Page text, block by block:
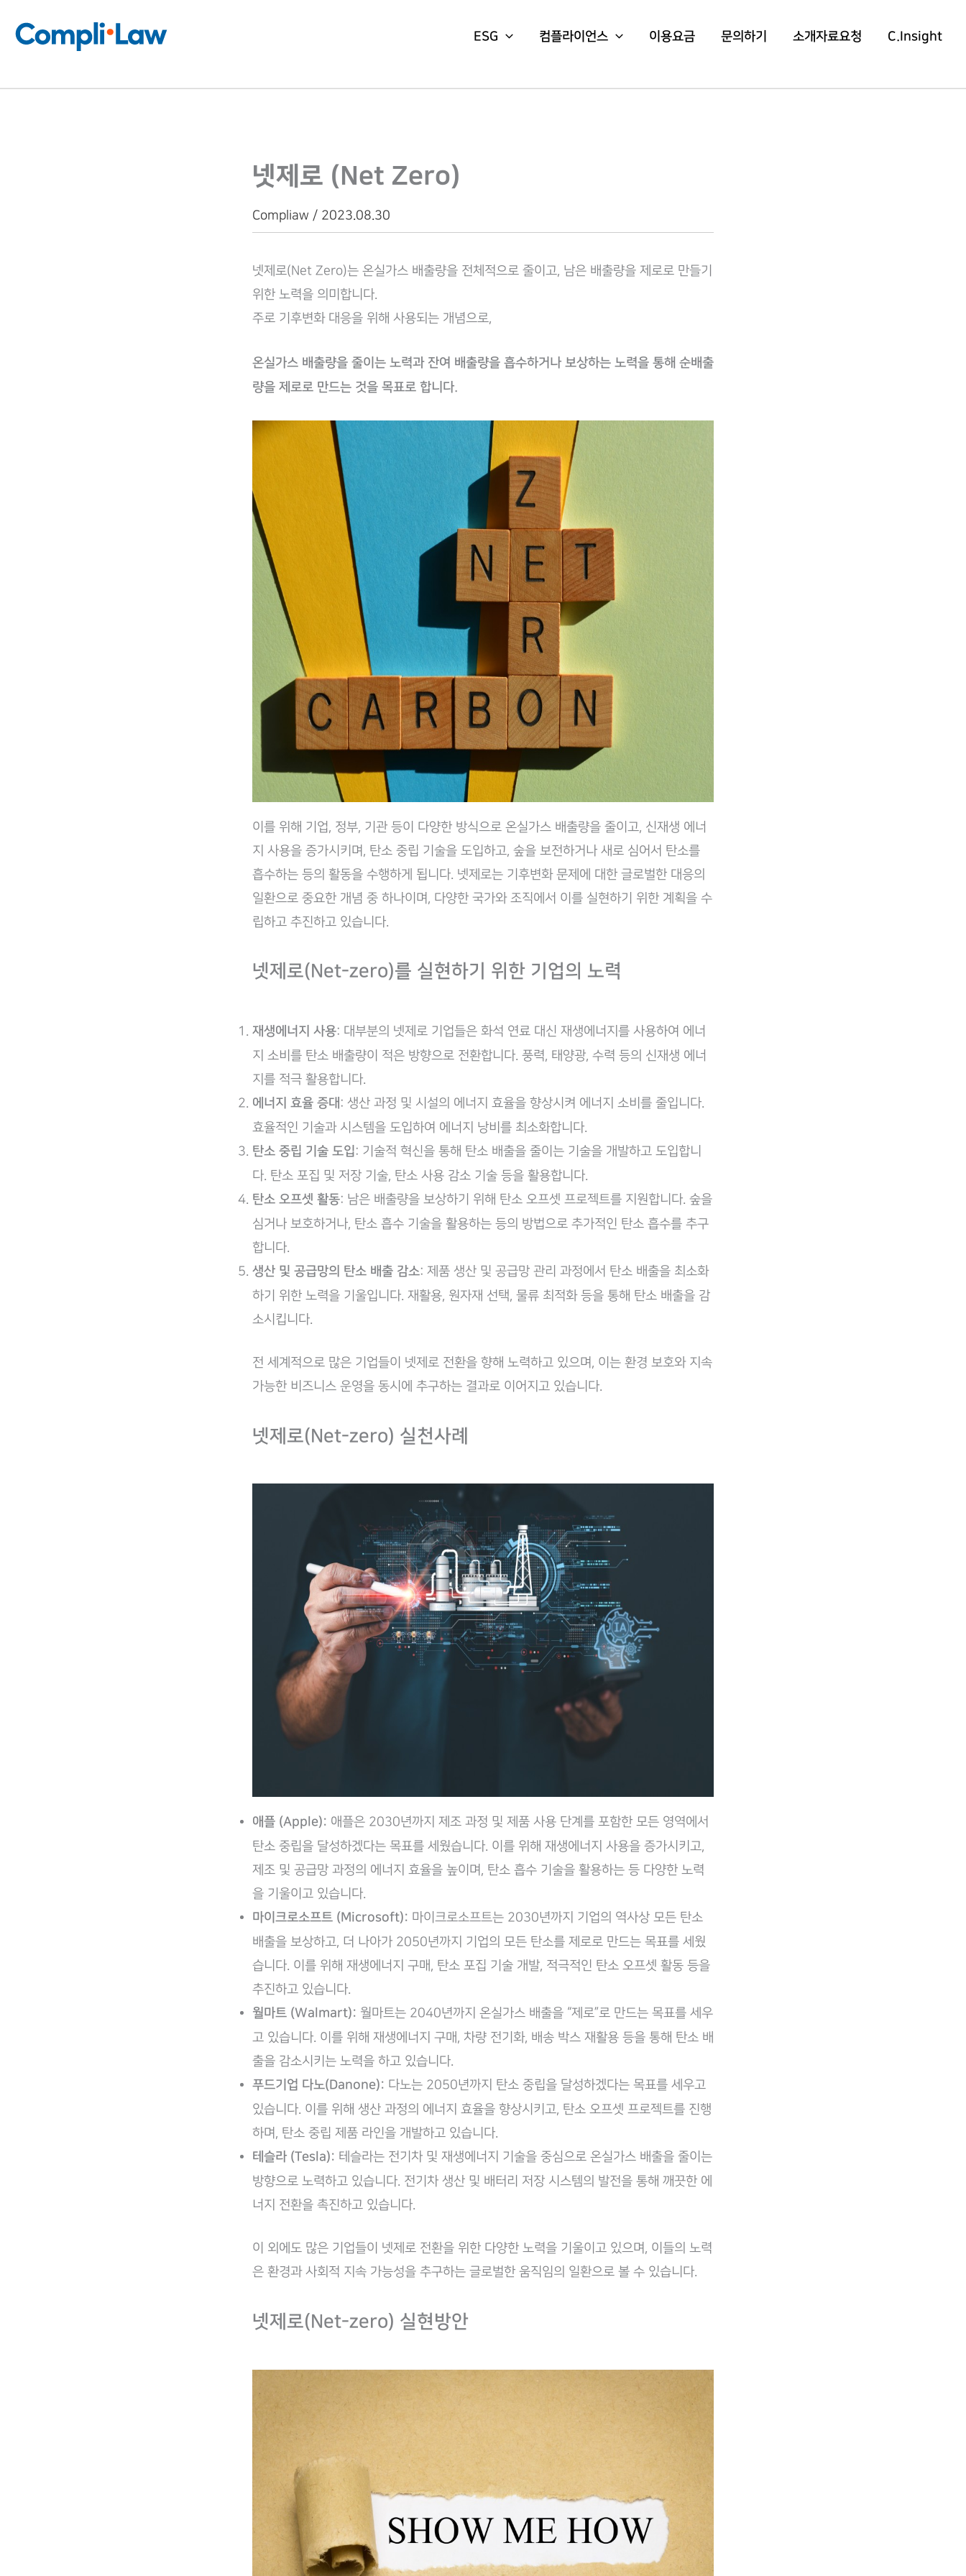
ESG 컴플라이언스 이용요금 문의하기 소개자료요청 C.Insight
넷제로 (Net Zero)
Compliaw / 2023.08.30
넷제로(Net Zero)는 온실가스 배출량을 전체적으로 줄이고, 남은 배출량을 제로로 만들기
위한 노력을 의미합니다.
주로 기후변화 대응을 위해 사용되는 개념으로,
온실가스 배출량을 줄이는 노력과 잔여 배출량을 흡수하거나 보상하는 노력을 통해 순배출
량을 제로로 만드는 것을 목표로 합니다.
이를 위해 기업, 정부, 기관 등이 다양한 방식으로 온실가스 배출량을 줄이고, 신재생 에너
지 사용을 증가시키며, 탄소 중립 기술을 도입하고, 숲을 보전하거나 새로 심어서 탄소를
흡수하는 등의 활동을 수행하게 됩니다. 넷제로는 기후변화 문제에 대한 글로벌한 대응의
일환으로 중요한 개념 중 하나이며, 다양한 국가와 조직에서 이를 실현하기 위한 계획을 수
립하고 추진하고 있습니다.
넷제로(Net-zero)를 실현하기 위한 기업의 노력
재생에너지 사용: ​대부분의 넷제로 기업들은 화석 연료 대신 재생에너지를 사용하여 에너
지 소비를 탄소 배출량이 적은 방향으로 전환합니다. 풍력, 태양광, 수력 등의 신재생 에너
지를 적극 활용합니다.
에너지 효율 증대 : ​생산 과정 및 시설의 에너지 효율을 향상시켜 에너지 소비를 줄입니다.
효율적인 기술과 시스템을 도입하여 에너지 낭비를 최소화합니다.
탄소 중립 기술 도입 : 기술적 혁신을 통해 탄소 배출을 줄이는 기술을 개발하고 도입합니
다. 탄소 포집 및 저장 기술, 탄소 사용 감소 기술 등을 활용합니다.
탄소 오프셋 활동: 남은 배출량을 보상하기 위해 탄소 오프셋 프로젝트를 지원합니다. 숲을
심거나 보호하거나, 탄소 흡수 기술을 활용하는 등의 방법으로 추가적인 탄소 흡수를 추구
합니다.
생산 및 공급망의 탄소 배출 감소: 제품 생산 및 공급망 관리 과정에서 탄소 배출을 최소화
하기 위한 노력을 기울입니다. 재활용, 원자재 선택, 물류 최적화 등을 통해 탄소 배출을 감
소시킵니다.
​전 세계적으로 많은 기업들이 넷제로 전환을 향해 노력하고 있으며, 이는 환경 보호와 지속
가능한 비즈니스 운영을 동시에 추구하는 결과로 이어지고 있습니다.
​넷제로(Net-zero) 실천사례
애플 (Apple): 애플은 2030년까지 제조 과정 및 제품 사용 단계를 포함한 모든 영역에서
탄소 중립을 달성하겠다는 목표를 세웠습니다. 이를 위해 재생에너지 사용을 증가시키고,
제조 및 공급망 과정의 에너지 효율을 높이며, 탄소 흡수 기술을 활용하는 등 다양한 노력
을 기울이고 있습니다.
마이크로소프트 (Microsoft): 마이크로소프트는 2030년까지 기업의 역사상 모든 탄소
배출을 보상하고, 더 나아가 2050년까지 기업의 모든 탄소를 제로로 만드는 목표를 세웠
습니다. 이를 위해 재생에너지 구매, 탄소 포집 기술 개발, 적극적인 탄소 오프셋 활동 등을
추진하고 있습니다.
월마트 (Walmart): 월마트는 2040년까지 온실가스 배출을 “제로”로 만드는 목표를 세우
고 있습니다. 이를 위해 재생에너지 구매, 차량 전기화, 배송 박스 재활용 등을 통해 탄소 배
출을 감소시키는 노력을 하고 있습니다.
푸드기업 다노(Danone): 다노는 2050년까지 탄소 중립을 달성하겠다는 목표를 세우고
있습니다. 이를 위해 생산 과정의 에너지 효율을 향상시키고, 탄소 오프셋 프로젝트를 진행
하며, 탄소 중립 제품 라인을 개발하고 있습니다.
테슬라 (Tesla): 테슬라는 전기차 및 재생에너지 기술을 중심으로 온실가스 배출을 줄이는
방향으로 노력하고 있습니다. 전기차 생산 및 배터리 저장 시스템의 발전을 통해 깨끗한 에
너지 전환을 촉진하고 있습니다.
​이 외에도 많은 기업들이 넷제로 전환을 위한 다양한 노력을 기울이고 있으며, 이들의 노력
은 환경과 사회적 지속 가능성을 추구하는 글로벌한 움직임의 일환으로 볼 수 있습니다.
넷제로(Net-zero) 실현방안